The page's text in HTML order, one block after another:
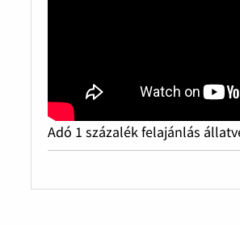
Adó 1 százalék felajánlás